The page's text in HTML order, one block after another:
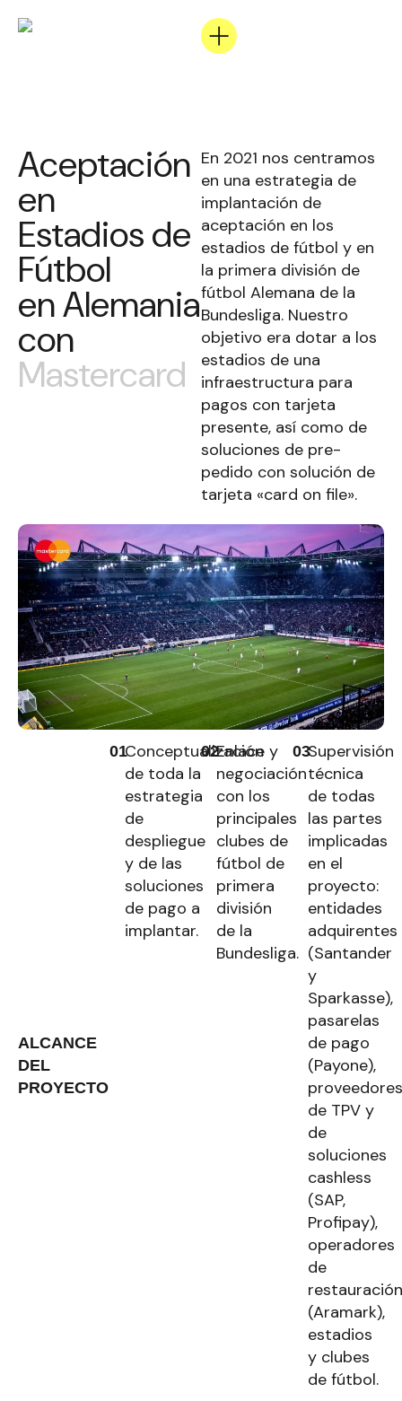
Aceptación
en
Estadios de
Fútbol
en Alemania
con
Mastercard
En 2021 nos centramos
en una estrategia de
implantación de
aceptación en los
estadios de fútbol y en
la primera división de
fútbol Alemana de la
Bundesliga. Nuestro
objetivo era dotar a los
estadios de una
infraestructura para
pagos con tarjeta
presente, así como de
soluciones de pre-
pedido con solución de
tarjeta «card on file».
ALCANCE
DEL
PROYECTO
01Conceptualización
de toda la
estrategia
de
despliegue
y de las
soluciones
de pago a
implantar.
02Enlace y
negociación
con los
principales
clubes de
fútbol de
primera
división
de la
Bundesliga.
03Supervisión
técnica
de todas
las partes
implicadas
en el
proyecto:
entidades
adquirentes
(Santander
y
Sparkasse),
pasarelas
de pago
(Payone),
proveedores
de TPV y
de
soluciones
cashless
(SAP,
Profipay),
operadores
de
restauración
(Aramark),
estadios
y clubes
de fútbol.